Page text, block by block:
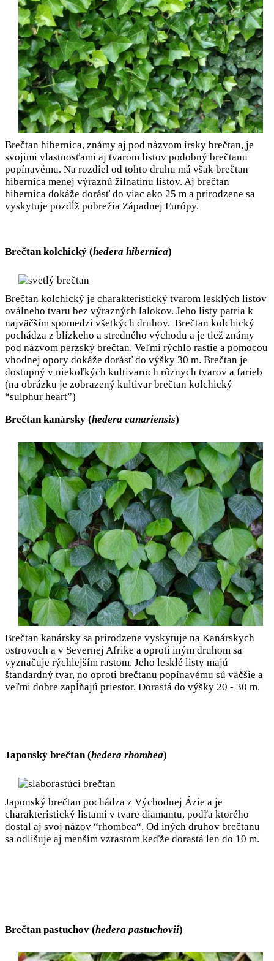
Brečtan hibernica, známy aj pod názvom írsky brečtan, je
svojimi vlastnosťami aj tvarom listov podobný brečtanu
popínavému. Na rozdiel od tohto druhu má však brečtan
hibernica menej výraznú žilnatinu listov. Aj brečtan
hibernica dokáže dorásť do viac ako 25 m a prirodzene sa
vyskytuje pozdĺž pobrežia Západnej Európy.
Brečtan kolchický (hedera hibernica)
Brečtan kolchický je charakteristický tvarom lesklých listov
oválneho tvaru bez výrazných lalokov. Jeho listy patria k
najväčším spomedzi všetkých druhov. Brečtan kolchický
pochádza z blízkeho a stredného východu a je tiež známy
pod názvom perzský brečtan. Veľmi rýchlo rastie a pomocou
vhodnej opory dokáže dorásť do výšky 30 m. Brečtan je
dostupný v niekoľkých kultivaroch rôznych tvarov a farieb
(na obrázku je zobrazený kultivar brečtan kolchický
“sulphur heart”)
Brečtan kanársky (hedera canariensis)
Brečtan kanársky sa prirodzene vyskytuje na Kanárskych
ostrovoch a v Severnej Afrike a oproti iným druhom sa
vyznačuje rýchlejším rastom. Jeho lesklé listy majú
štandardný tvar, no oproti brečtanu popínavému sú väčšie a
veľmi dobre zapĺňajú priestor. Dorastá do výšky 20 - 30 m.
Japonský brečtan (hedera rhombea)
Japonský brečtan pochádza z Východnej Ázie a je
charakteristický listami v tvare diamantu, podľa ktorého
dostal aj svoj názov “rhombea“. Od iných druhov brečtanu
sa odlišuje aj menším vzrastom keďže dorastá len do 10 m.
Brečtan pastuchov (hedera pastuchovii)